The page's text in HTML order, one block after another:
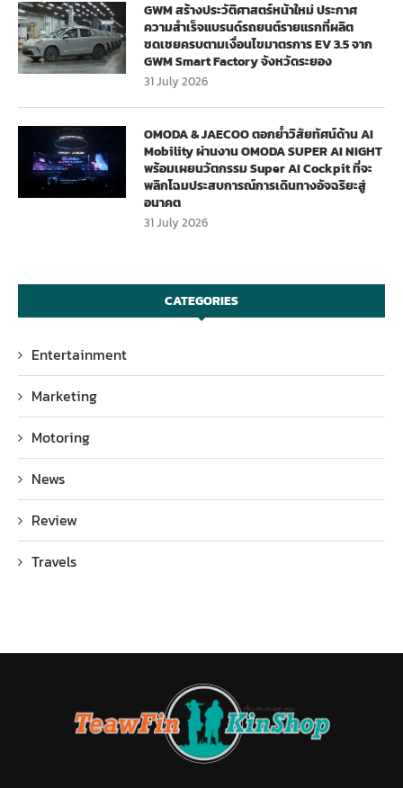
GWM สร้างประวัติศาสตร์หน้าใหม่ ประกาศ
ความสำเร็จแบรนด์รถยนต์รายแรกที่ผลิต
ชดเชยครบตามเงื่อนไขมาตรการ EV 3.5 จาก
GWM Smart Factory จังหวัดระยอง
31 July 2026
OMODA & JAECOO ตอกย้ำวิสัยทัศน์ด้าน AI
Mobility ผ่านงาน OMODA SUPER AI NIGHT
พร้อมเผยนวัตกรรม Super AI Cockpit ที่จะ
พลิกโฉมประสบการณ์การเดินทางอัจฉริยะสู่
อนาคต
31 July 2026
CATEGORIES
Entertainment
Marketing
Motoring
News
Review
Travels